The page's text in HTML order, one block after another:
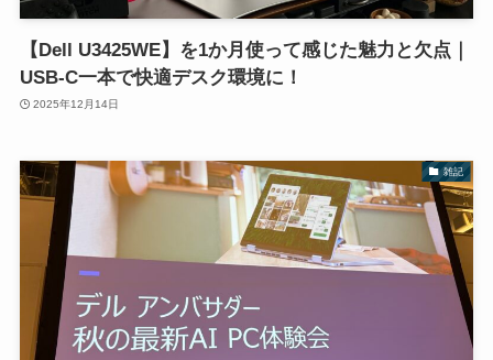
【Dell U3425WE】を1か月使って感じた魅力と欠点｜
USB-C一本で快適デスク環境に！
2025年12月14日
雑記